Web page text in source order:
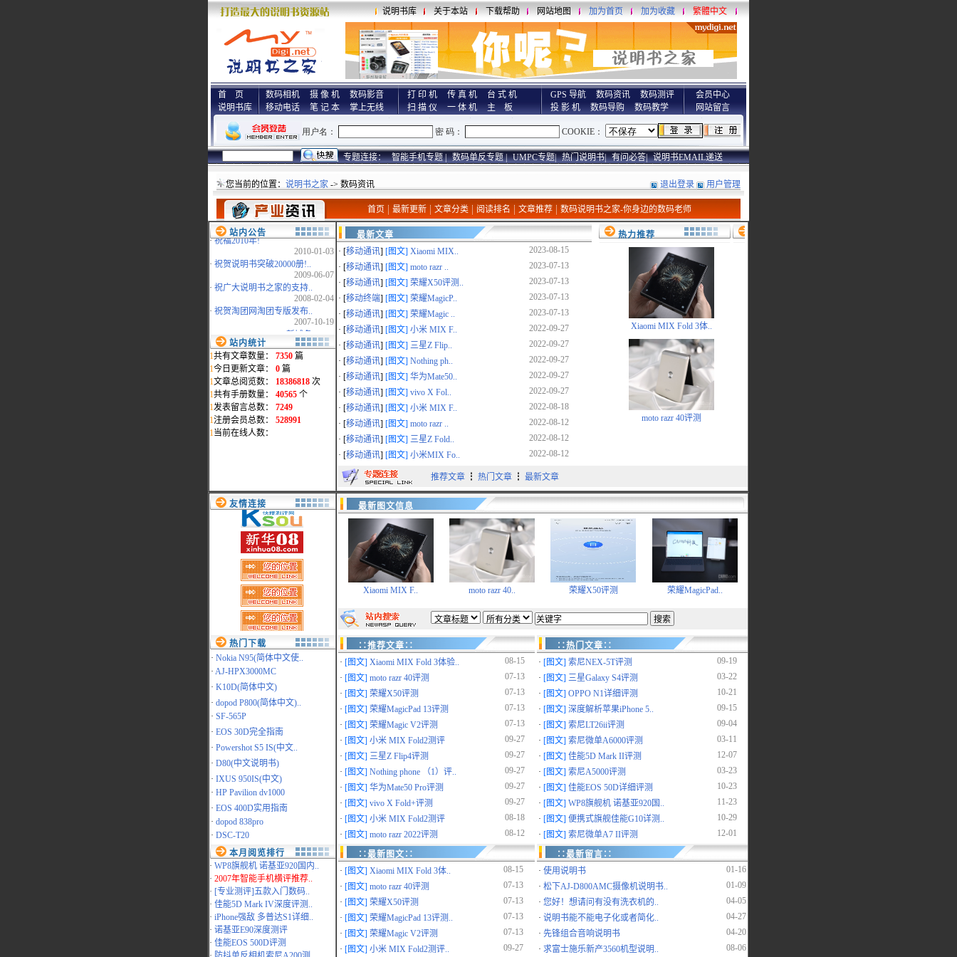
说明书库 关于本站 下载帮助 网站地图 加为首页 加为收藏 繁體中文
首 页
说明书库
数码相机 摄 像 机
数码影音
移动电话
笔 记 本 掌上无线
打 印 机 传 真 机
台 式 机
扫 描 仪
一 体 机 主 板
GPS 导航 数码资讯
数码测评
投 影 机
数码导购 数码教学
会员中心
网站留言
专题连接： 智能手机专题 | 数码单反专题 | UMPC专题| 热门说明书| 有问必答| 说明书EMAIL递送
您当前的位置： 说明书之家 -> 数码资讯 退出登录 用户管理
首页 最新更新 文章分类 阅读排名 文章推荐 数码说明书之家-你身边的数码老师
站内公告
说明书之家祝福2011年！..
2011-01-01
·祝福2010年!
2010-01-03
祝贺说明书突破20000册!..
2009-06-07
祝广大说明书之家的支持..
2008-02-04
祝贺淘团网淘团专版发布..
2007-10-19
www.myreadme.com新域名..
2007-07-02
·本站统一采用www.mydigi..
·地震影响，部分页面打开..
2006-12-29
· 会员删除通告
·过节了,给本站添"色"
站内统计
1共有文章数量： 7350 篇
1今日更新文章： 0 篇
1文章总阅览数： 18386818 次
1共有手册数量： 40565 个
1发表留言总数： 7249
1注册会员总数： 528991
1当前在线人数：
最新文章
热力推荐
· [移动通讯] [图文] Xiaomi MIX..
2023-08-15
· [移动通讯] [图文] moto razr ..
2023-07-13
· [移动通讯] [图文] 荣耀X50评测..
2023-07-13
· [移动终端] [图文] 荣耀MagicP..
2023-07-13
· [移动通讯] [图文] 荣耀Magic ..
2023-07-13
· [移动通讯] [图文] 小米 MIX F..
2022-09-27
· [移动通讯] [图文] 三星Z Flip..
2022-09-27
· [移动通讯] [图文] Nothing ph..
2022-09-27
· [移动通讯] [图文] 华为Mate50..
2022-09-27
· [移动通讯] [图文] vivo X Fol..
2022-09-27
· [移动通讯] [图文] 小米 MIX F..
2022-08-18
· [移动通讯] [图文] moto razr ..
2022-08-12
· [移动通讯] [图文] 三星Z Fold..
2022-08-12
· [移动通讯] [图文] 小米MIX Fo.. 2022-08-12
Xiaomi MIX Fold 3体..
moto razr 40评测
推荐文章 ┇ 热门文章 ┇ 最新文章
友情连接
热门下载
· Nokia N95(简体中文使..
· AJ-HPX3000MC
· K10D(简体中文)
· dopod P800(简体中文)..
· SF-565P
· EOS 30D完全指南
· Powershot S5 IS(中文..
· D80(中文说明书)
· IXUS 950IS(中文)
· HP Pavilion dv1000
· EOS 400D实用指南
· dopod 838pro
· DSC-T20
本月阅览排行
· WP8旗舰机 诺基亚920国内..
· 2007年智能手机横评推荐..
· [专业测评]五款入门数码..
· 佳能5D Mark IV深度评测..
· iPhone强敌 多普达S1详细..
· 诺基亚E90深度测评
· 佳能EOS 500D评测
最新图文信息
Xiaomi MIX F.. moto razr 40.. 荣耀X50评测 荣耀MagicPad..
∷推荐文章∷
∷热门文章∷
· [图文] Xiaomi MIX Fold 3体验..
08-15
· [图文] moto razr 40评测
07-13
· [图文] 荣耀X50评测
07-13
· [图文] 荣耀MagicPad 13评测
07-13
· [图文] 荣耀Magic V2评测
07-13
· [图文] 小米 MIX Fold2测评
09-27
· [图文] 三星Z Flip4评测
09-27
· [图文] Nothing phone （1）评..
09-27
· [图文] 华为Mate50 Pro评测
09-27
· [图文] vivo X Fold+评测
09-27
· [图文] 小米 MIX Fold2测评
08-18
· [图文] moto razr 2022评测 08-12
· [图文] 索尼NEX-5T评测
09-19
· [图文] 三星Galaxy S4评测
03-22
· [图文] OPPO N1详细评测
10-21
· [图文] 深度解析苹果iPhone 5..
09-15
· [图文] 索尼LT26ii评测
09-04
· [图文] 索尼微单A6000评测
03-11
· [图文] 佳能5D Mark II评测
12-07
· [图文] 索尼A5000评测
03-23
· [图文] 佳能EOS 50D详细评测
10-23
· [图文] WP8旗舰机 诺基亚920国..
11-23
· [图文] 便携式旗舰佳能G10详测..
10-29
· [图文] 索尼微单A7 II评测 12-01
∷最新图文∷
∷最新留言∷
· [图文] Xiaomi MIX Fold 3体..
08-15
· [图文] moto razr 40评测
07-13
· [图文] 荣耀X50评测
07-13
· [图文] 荣耀MagicPad 13评测..
07-13
· [图文] 荣耀Magic V2评测
07-13
· [图文] 小米 MIX Fold2测评.. 09-27
· 使用说明书
01-16
· 松下AJ-D800AMC摄像机说明书..
01-09
· 您好！想请问有没有洗衣机的..
04-05
· 说明书能不能电子化或者简化..
04-27
· 先锋组合音响说明书
04-20
· 求富士施乐新产3560机型说明.. 08-06